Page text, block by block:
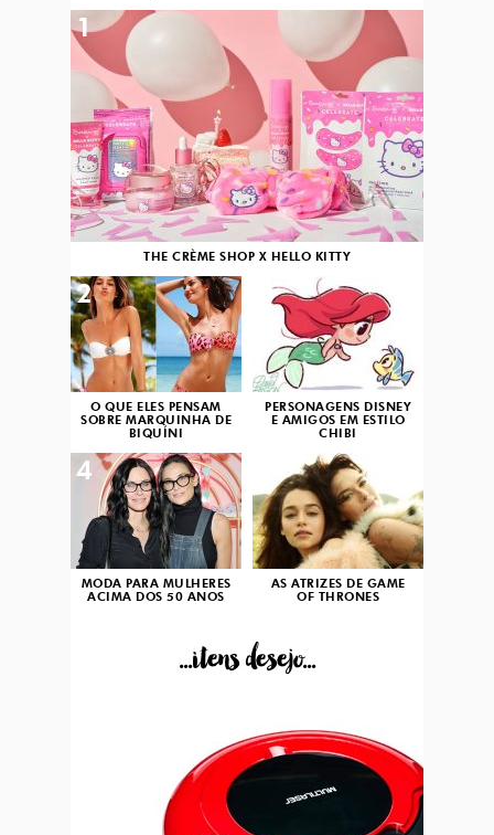
THE CRÈME SHOP X HELLO KITTY
1
O QUE ELES PENSAM
SOBRE MARQUINHA DE
BIQUÍNI
2
PERSONAGENS DISNEY
E AMIGOS EM ESTILO
CHIBI
3
MODA PARA MULHERES
ACIMA DOS 50 ANOS
4
AS ATRIZES DE GAME
OF THRONES
...itens desejo...